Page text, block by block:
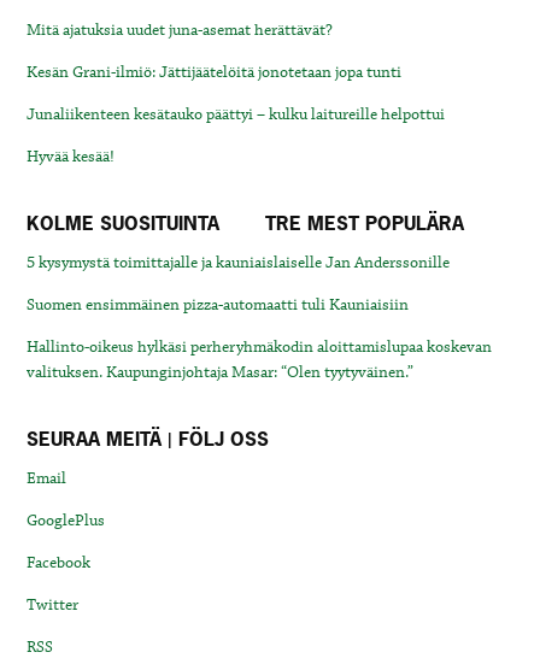
Mitä ajatuksia uudet juna-asemat herättävät?
Kesän Grani-ilmiö: Jättijäätelöitä jonotetaan jopa tunti
Junaliikenteen kesätauko päättyi – kulku laitureille helpottui
Hyvää kesää!
KOLME SUOSITUINTA TRE MEST POPULÄRA
5 kysymystä toimittajalle ja kauniaislaiselle Jan Anderssonille
Suomen ensimmäinen pizza-automaatti tuli Kauniaisiin
Hallinto-oikeus hylkäsi perheryhmäkodin aloittamislupaa koskevan
valituksen. Kaupunginjohtaja Masar: “Olen tyytyväinen.”
SEURAA MEITÄ | FÖLJ OSS
Email
GooglePlus
Facebook
Twitter
RSS